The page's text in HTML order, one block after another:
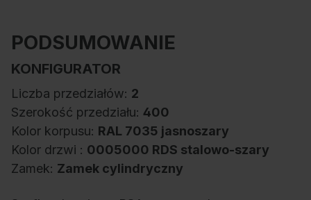
PODSUMOWANIE
KONFIGURATOR
Liczba przedziałów: 2
Szerokość przedziału: 400
Kolor korpusu: RAL 7035 jasnoszary
Kolor drzwi : 0005000 RDS stalowo-szary
Zamek: Zamek cylindryczny